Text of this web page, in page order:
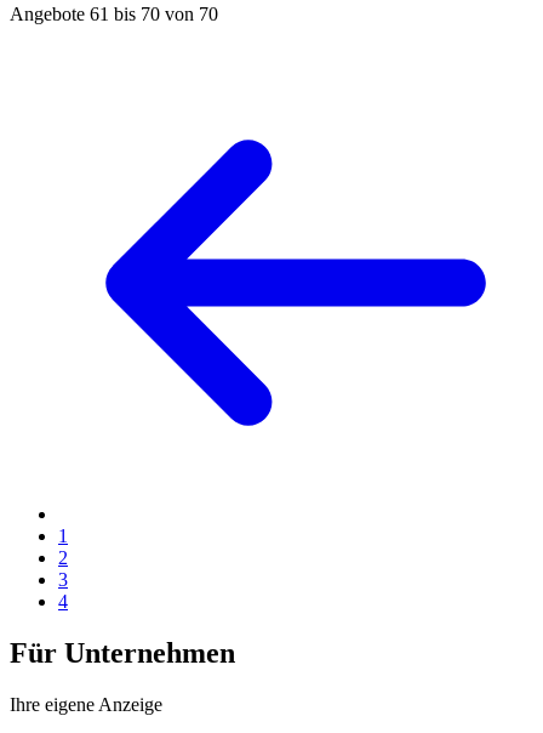
Angebote 61 bis 70 von 70
1
2
3
4
Für Unternehmen
Ihre eigene Anzeige